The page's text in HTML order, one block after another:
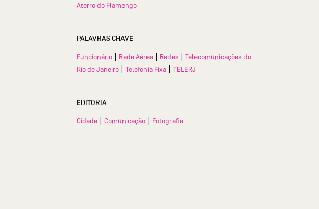
Aterro do Flamengo
PALAVRAS CHAVE
Funcionário Rede Aérea Redes |Telecomunicações do
Rio de Janeiro
|Telefonia Fixa |TELERJ
EDITORIA
Cidade |Comunicação Fotografia